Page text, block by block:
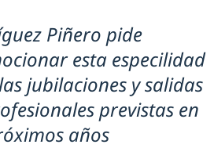
Piñero pide
esta especilidad
jubilaciones y salidas
previstas en
años